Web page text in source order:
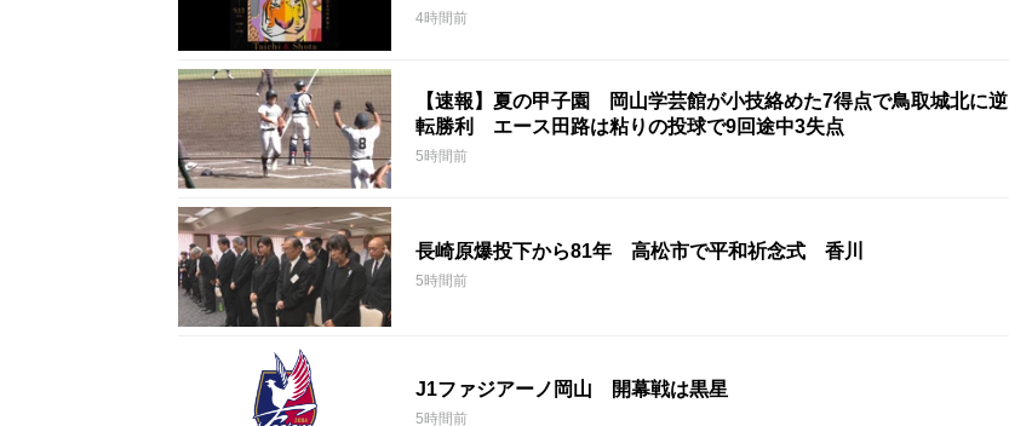
4時間前
【速報】夏の甲子園 岡山学芸館が小技絡めた7得点で鳥取城北に逆
転勝利 エース田路は粘りの投球で9回途中3失点
5時間前
長崎原爆投下から81年 高松市で平和祈念式 香川
5時間前
J1ファジアーノ岡山 開幕戦は黒星
5時間前